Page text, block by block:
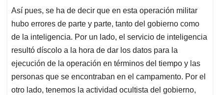
Así pues, se ha de decir que en esta operación militar
hubo errores de parte y parte, tanto del gobierno como
de la inteligencia. Por un lado, el servicio de inteligencia
resultó díscolo a la hora de dar los datos para la
ejecución de la operación en términos del tiempo y las
personas que se encontraban en el campamento. Por el
otro lado, tenemos la actividad ocultista del gobierno,